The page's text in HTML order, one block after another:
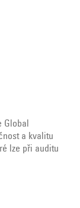
Global
a kvalitu
lze při auditu